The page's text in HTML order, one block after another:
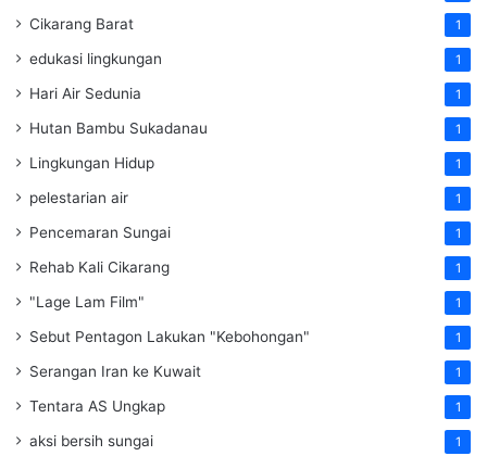
Cikarang Barat 1
edukasi lingkungan 1
Hari Air Sedunia 1
Hutan Bambu Sukadanau 1
Lingkungan Hidup 1
pelestarian air 1
Pencemaran Sungai 1
Rehab Kali Cikarang 1
"Lage Lam Film" 1
Sebut Pentagon Lakukan "Kebohongan" 1
Serangan Iran ke Kuwait 1
Tentara AS Ungkap 1
aksi bersih sungai 1